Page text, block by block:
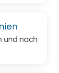
und nach